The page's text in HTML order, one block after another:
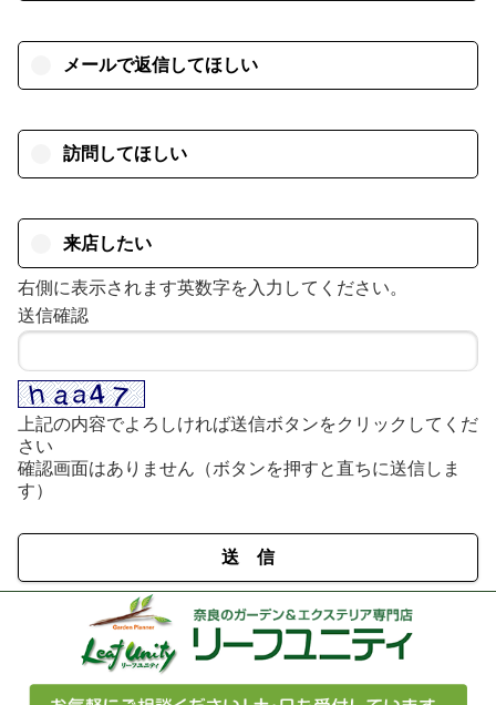
メールで返信してほしい
訪問してほしい
来店したい
右側に表示されます英数字を入力してください。
送信確認
上記の内容でよろしければ送信ボタンをクリックしてくだ
さい
確認画面はありません（ボタンを押すと直ちに送信しま
す）
送 信